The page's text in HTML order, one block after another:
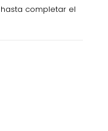
completar el